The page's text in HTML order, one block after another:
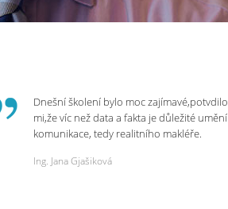
Dnešní školení bylo moc zajímavé,potvdilo
mi,že víc než data a fakta je důležité umění
komunikace, tedy realitního makléře.
rozhovor či náběr u klienta. Výsledkem je
Ing. Jana Gjašiková